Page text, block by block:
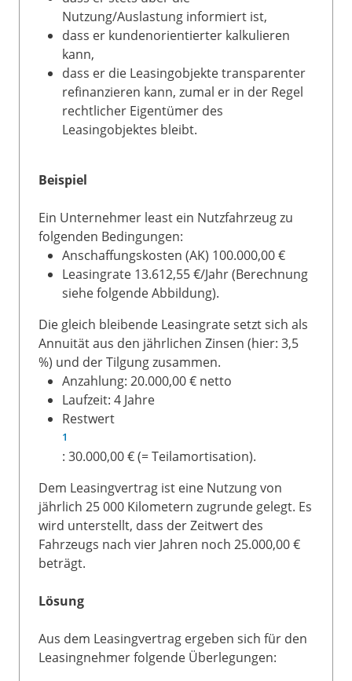
Nutzung/Auslastung informiert ist,
dass er kundenorientierter kalkulieren
kann,
dass er die Leasingobjekte transparenter
refinanzieren kann, zumal er in der Regel
rechtlicher Eigentümer des
Leasingobjektes bleibt.
Beispiel
Ein Unternehmer least ein Nutzfahrzeug zu
folgenden Bedingungen:
Anschaffungskosten (AK) 100.000,00 €
Leasingrate 13.612,55 €/Jahr (Berechnung
siehe folgende Abbildung).
Die gleich bleibende Leasingrate setzt sich als
Annuität aus den jährlichen Zinsen (hier: 3,5
%) und der Tilgung zusammen.
Anzahlung: 20.000,00 € netto
Laufzeit: 4 Jahre
Restwert
1
: 30.000,00 € (= Teilamortisation).
Dem Leasingvertrag ist eine Nutzung von
jährlich 25 000 Kilometern zugrunde gelegt. Es
wird unterstellt, dass der Zeitwert des
Fahrzeugs nach vier Jahren noch 25.000,00 €
beträgt.
Lösung
Aus dem Leasingvertrag ergeben sich für den
Leasingnehmer folgende Überlegungen: